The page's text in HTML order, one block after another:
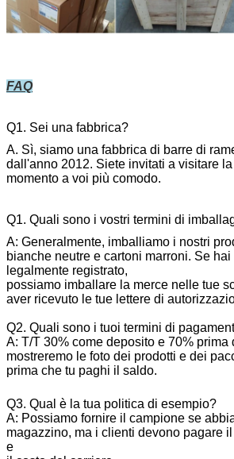
FAQ
Q1. Sei una fabbrica?
A. Sì, siamo una fabbrica di barre di
dall'anno 2012. Siete invitati a visitare
momento a voi più comodo.
Q1. Quali sono i vostri termini di
A: Generalmente, imballiamo i nostri
bianche neutre e cartoni marroni. Se
legalmente registrato,
possiamo imballare la merce nelle tue
aver ricevuto le tue lettere di
Q2. Quali sono i tuoi termini di
A: T/T 30% come deposito e 70% prima
mostreremo le foto dei prodotti e dei
prima che tu paghi il saldo.
Q3. Qual è la tua politica di esempio?
A: Possiamo fornire il campione se
magazzino, ma i clienti devono pagare
e